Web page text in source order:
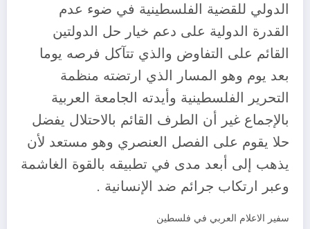
الدولي للقضية الفلسطينية في ضوء عدم
القدرة الدولية على دعم خيار حل الدولتين
القائم على التفاوض والذي تتآكل فرصه يوما
بعد يوم وهو المسار الذي ارتضته منظمة
التحرير الفلسطينية وأيدته الجامعة العربية
بالإجماع غير أن الطرف القائم بالاحتلال يفضل
حلا يقوم على الفصل العنصري وهو مستعد لأن
يذهب إلى أبعد مدى في تطبيقه بالقوة الغاشمة
وعبر ارتكاب جرائم ضد الإنسانية .
سفير الاعلام العربي في فلسطين